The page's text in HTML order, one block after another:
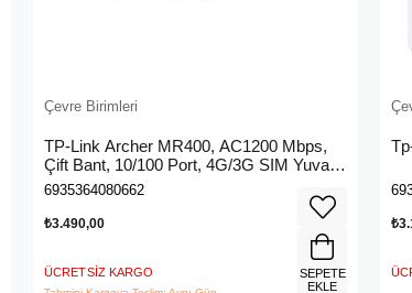
Çevre Birimleri
TP-Link Archer MR400, AC1200 Mbps,
Çift Bant, 10/100 Port, 4G/3G SIM Yuvası,
Kablosuz 4G LTE Router
6935364080662
₺3.490,00
ÜCRETSIZ KARGO
SEPETE
EKLE